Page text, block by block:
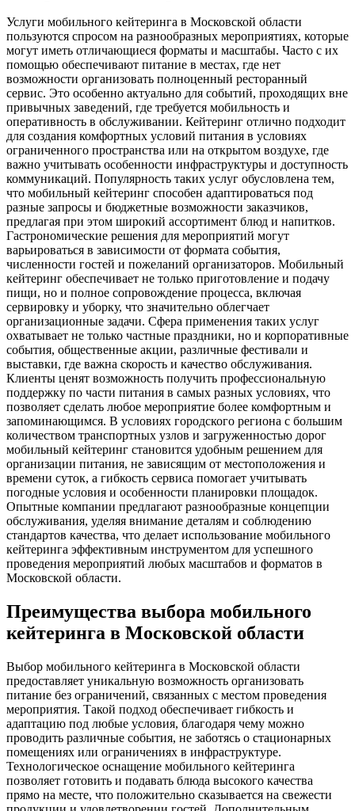
Услуги мобильного кейтеринга в Московской области
пользуются спросом на разнообразных мероприятиях, которые
могут иметь отличающиеся форматы и масштабы. Часто с их
помощью обеспечивают питание в местах, где нет
возможности организовать полноценный ресторанный
сервис. Это особенно актуально для событий, проходящих вне
привычных заведений, где требуется мобильность и
оперативность в обслуживании. Кейтеринг отлично подходит
для создания комфортных условий питания в условиях
ограниченного пространства или на открытом воздухе, где
важно учитывать особенности инфраструктуры и доступность
коммуникаций. Популярность таких услуг обусловлена тем,
что мобильный кейтеринг способен адаптироваться под
разные запросы и бюджетные возможности заказчиков,
предлагая при этом широкий ассортимент блюд и напитков.
Гастрономические решения для мероприятий могут
варьироваться в зависимости от формата события,
численности гостей и пожеланий организаторов. Мобильный
кейтеринг обеспечивает не только приготовление и подачу
пищи, но и полное сопровождение процесса, включая
сервировку и уборку, что значительно облегчает
организационные задачи. Сфера применения таких услуг
охватывает не только частные праздники, но и корпоративные
события, общественные акции, различные фестивали и
выставки, где важна скорость и качество обслуживания.
Клиенты ценят возможность получить профессиональную
поддержку по части питания в самых разных условиях, что
позволяет сделать любое мероприятие более комфортным и
запоминающимся. В условиях городского региона с большим
количеством транспортных узлов и загруженностью дорог
мобильный кейтеринг становится удобным решением для
организации питания, не зависящим от местоположения и
времени суток, а гибкость сервиса помогает учитывать
погодные условия и особенности планировки площадок.
Опытные компании предлагают разнообразные концепции
обслуживания, уделяя внимание деталям и соблюдению
стандартов качества, что делает использование мобильного
кейтеринга эффективным инструментом для успешного
проведения мероприятий любых масштабов и форматов в
Московской области.
Преимущества выбора мобильного
кейтеринга в Московской области
Выбор мобильного кейтеринга в Московской области
предоставляет уникальную возможность организовать
питание без ограничений, связанных с местом проведения
мероприятия. Такой подход обеспечивает гибкость и
адаптацию под любые условия, благодаря чему можно
проводить различные события, не заботясь о стационарных
помещениях или ограничениях в инфраструктуре.
Технологическое оснащение мобильного кейтеринга
позволяет готовить и подавать блюда высокого качества
прямо на месте, что положительно сказывается на свежести